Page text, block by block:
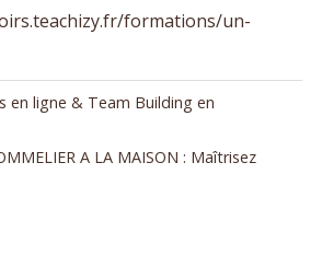
formations/un-
en ligne & Team Building en
A LA MAISON : Maîtrisez